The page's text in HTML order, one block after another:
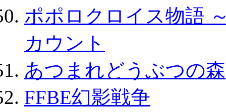
ポポロクロイス物語
カウント
あつまれどうぶつの森
FFBE幻影戦争